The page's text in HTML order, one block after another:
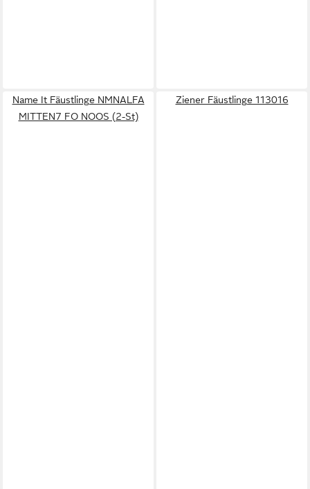
Name It Fäustlinge NMNALFA
MITTEN7 FO NOOS (2-St)
Ziener Fäustlinge 113016